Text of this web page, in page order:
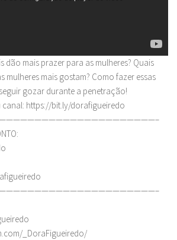
dão mais prazer para as mulheres? Quais
mulheres mais gostam? Como fazer essas
gozar durante a penetração!
canal: https://bit.ly/dorafigueiredo
_DoraFigueiredo/